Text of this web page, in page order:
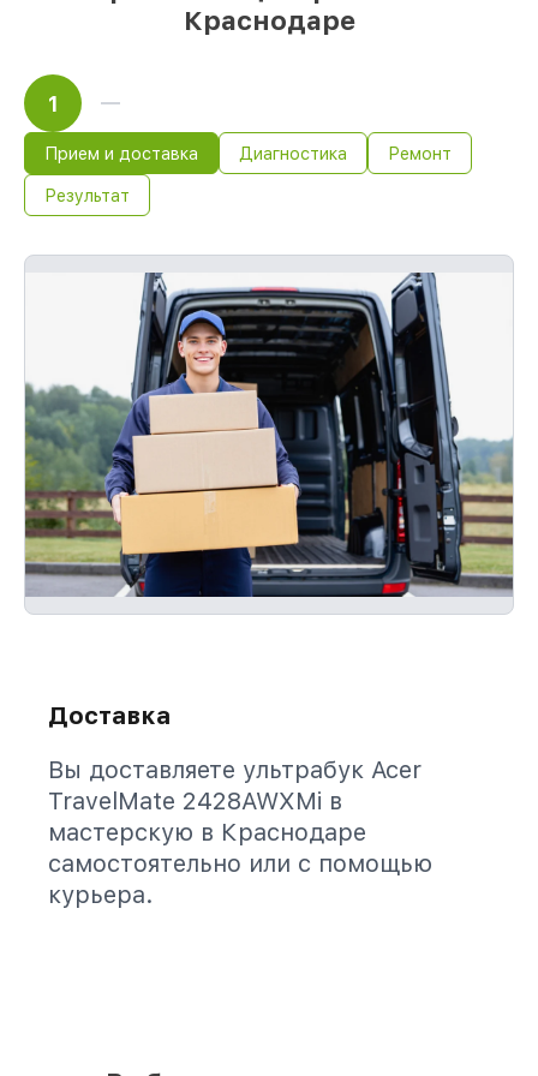
Краснодаре
1
Прием и доставка Диагностика Ремонт
Результат
Доставка
Вы доставляете ультрабук Acer
TravelMate 2428AWXMi в
мастерскую в Краснодаре
самостоятельно или с помощью
курьера.